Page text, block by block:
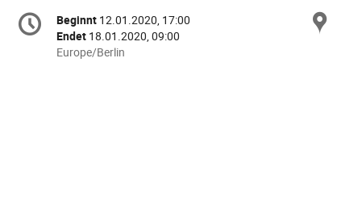
Konferenzinformationen
Datum/Zeit
Beginnt 12.01.2020, 17:00
Endet 18.01.2020, 09:00
Alle
Europe/Berlin